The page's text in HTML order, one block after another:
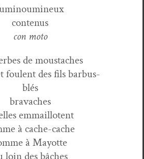
contenus
con moto
de moustaches
foulent des fils barbus-
blés
bravaches
emmaillotent
à cache-cache
à Mayotte
loin des bâches